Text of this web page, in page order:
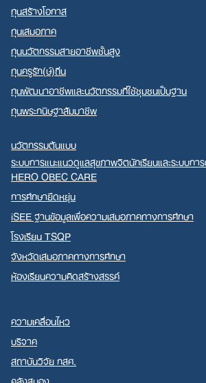
ทุนสร้างโอกาส
ทุนเสมอภาค
ทุนนวัตกรรมสายอาชีพชั้นสูง
ทุนครูรัก(ษ์)ถิ่น
ทุนพัฒนาอาชีพและนวัตกรรมที่ใช้ชุมชนเป็นฐาน
ทุนพระกนิษฐาสัมมาชีพ
นวัตกรรมต้นแบบ
ระบบการแนะแนวดูแลสุขภาพจิตนักเรียนและระบบกา
HERO OBEC CARE
การศึกษายืดหยุ่น
iSEE ฐานข้อมูลเพื่อความเสมอภาคทางการศึกษา
โรงเรียน TSQP
จังหวัดเสมอภาคทางการศึกษา
ห้องเรียนความคิดสร้างสรรค์
ความเคลื่อนไหว
บริจาค
สถาบันวิจัย กสศ.